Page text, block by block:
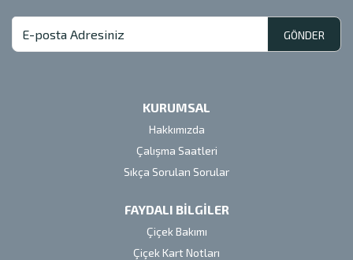
GÖNDER
KURUMSAL
Hakkımızda
Çalışma Saatleri
Sıkça Sorulan Sorular
FAYDALI BİLGİLER
Çiçek Bakımı
Çiçek Kart Notları